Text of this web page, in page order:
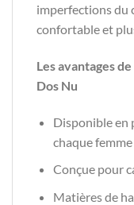
imperfections du
confortable et
Les avantages
Dos Nu
Disponible en
chaque femme
Conçue pour
Matières de